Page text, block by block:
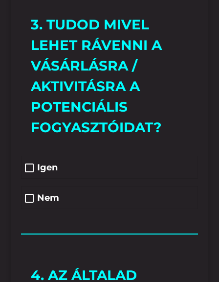
3. TUDOD MIVEL
LEHET RÁVENNI A
VÁSÁRLÁSRA /
AKTIVITÁSRA A
POTENCIÁLIS
FOGYASZTÓIDAT?
Igen
Nem
4. AZ ÁLTALAD